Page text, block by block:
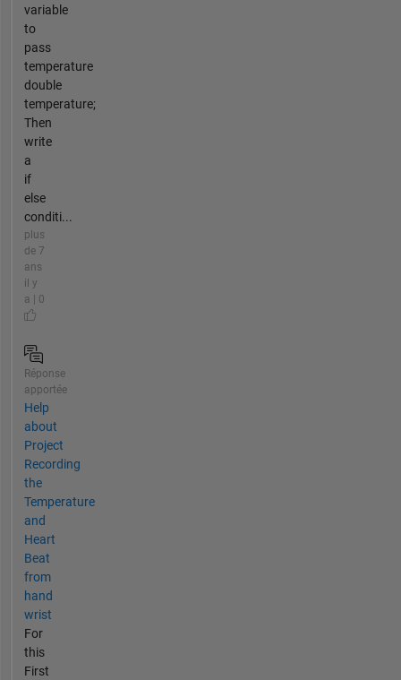
variable
to
pass
temperature
double
temperature;
Then
write
a
if
else
conditi...
plus
de 7
ans
il y
a | 0
Réponse
apportée
Help
about
Project
Recording
the
Temperature
and
Heart
Beat
from
hand
wrist
For
this
First